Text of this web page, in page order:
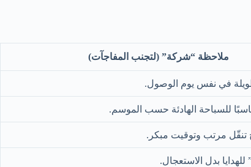
ملاحظة “شركة” (لتجنب المفاجآت)
في نفس يوم الوصول.
للسباحة الهادئة حسب الموسم.
تنقّل مرتب وتوقيت مبكر.
بدل الاستعجال.